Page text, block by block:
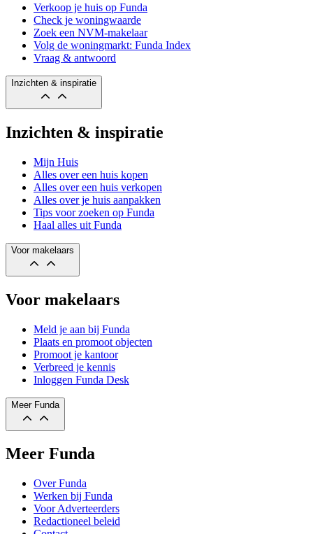
Verkoop je huis op Funda
Check je woningwaarde
Zoek een NVM-makelaar
Volg de woningmarkt: Funda Index
Vraag & antwoord
Inzichten & inspiratie
Inzichten & inspiratie
Mijn Huis
Alles over een huis kopen
Alles over een huis verkopen
Alles over je huis aanpakken
Tips voor zoeken op Funda
Haal alles uit Funda
Voor makelaars
Voor makelaars
Meld je aan bij Funda
Plaats en promoot objecten
Promoot je kantoor
Verbreed je kennis
Inloggen Funda Desk
Meer Funda
Meer Funda
Over Funda
Werken bij Funda
Voor Adverteerders
Redactioneel beleid